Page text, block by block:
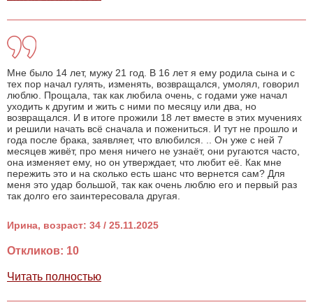
Мне было 14 лет, мужу 21 год. В 16 лет я ему родила сына и с
тех пор начал гулять, изменять, возвращался, умолял, говорил
люблю. Прощала, так как любила очень, с годами уже начал
уходить к другим и жить с ними по месяцу или два, но
возвращался. И в итоге прожили 18 лет вместе в этих мучениях
и решили начать всё сначала и пожениться. И тут не прошло и
года после брака, заявляет, что влюбился. .. Он уже с ней 7
месяцев живёт, про меня ничего не узнаёт, они ругаются часто,
она изменяет ему, но он утверждает, что любит её. Как мне
пережить это и на сколько есть шанс что вернется сам? Для
меня это удар большой, так как очень люблю его и первый раз
так долго его заинтересовала другая.
Ирина, возраст: 34 / 25.11.2025
Откликов: 10
Читать полностью